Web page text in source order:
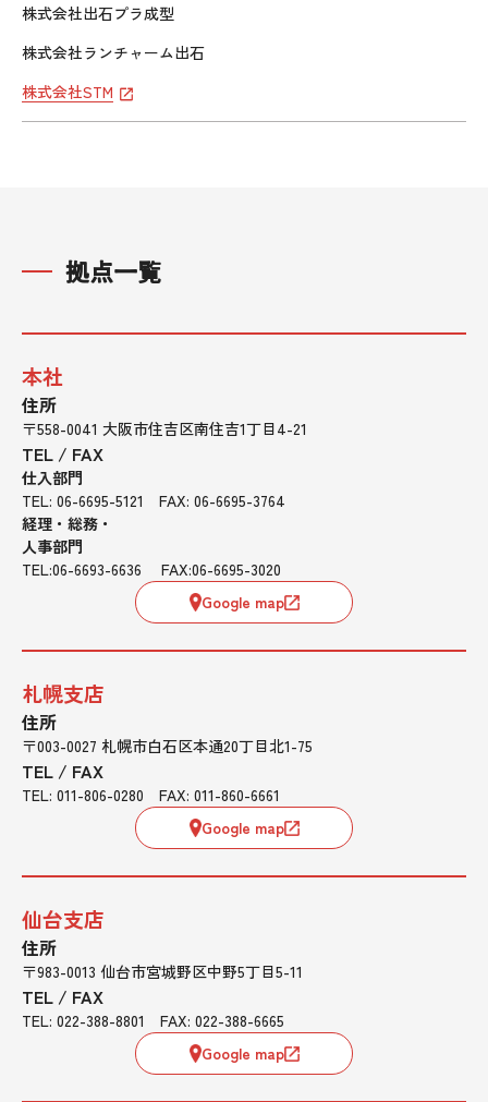
株式会社出石プラ成型
株式会社ランチャーム出石
株式会社STM
拠点一覧
本社
住所
〒558-0041 大阪市住吉区南住吉1丁目4-21
TEL / FAX
仕入部門
TEL: 06-6695-5121 FAX: 06-6695-3764
経理・総務・
人事部門
TEL:06-6693-6636 FAX:06-6695-3020
Google map
札幌支店
住所
〒003-0027 札幌市白石区本通20丁目北1-75
TEL / FAX
TEL: 011-806-0280 FAX: 011-860-6661
Google map
仙台支店
住所
〒983-0013 仙台市宮城野区中野5丁目5-11
TEL / FAX
TEL: 022-388-8801 FAX: 022-388-6665
Google map